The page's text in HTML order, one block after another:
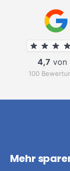
4,7 von
100
Mehr